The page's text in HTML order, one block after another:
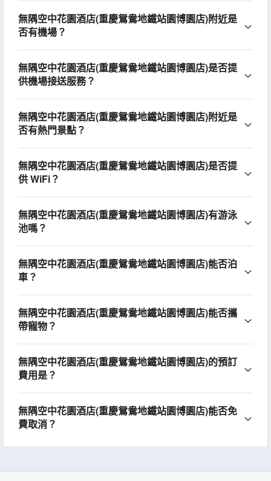
無隅空中花園酒店(重慶鴛鴦地鐵站園博園店)附近是
否有機場？
無隅空中花園酒店(重慶鴛鴦地鐵站園博園店)是否提
供機場接送服務？
無隅空中花園酒店(重慶鴛鴦地鐵站園博園店)附近是
否有熱門景點？
無隅空中花園酒店(重慶鴛鴦地鐵站園博園店)是否提
供 WiFi？
無隅空中花園酒店(重慶鴛鴦地鐵站園博園店)有游泳
池嗎？
無隅空中花園酒店(重慶鴛鴦地鐵站園博園店)能否泊
車？
無隅空中花園酒店(重慶鴛鴦地鐵站園博園店)能否攜
帶寵物？
無隅空中花園酒店(重慶鴛鴦地鐵站園博園店)的預訂
費用是？
無隅空中花園酒店(重慶鴛鴦地鐵站園博園店)能否免
費取消？